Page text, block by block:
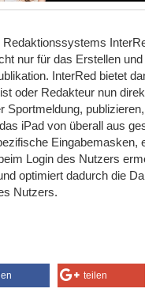
nur für das Erstellen
InterRed bietet
oder Redakteur nun
Sportmeldung,
iPad von überall aus
Eingabemasken,
Login des Nutzers
optimiert dadurch die
Nutzers.
teilen